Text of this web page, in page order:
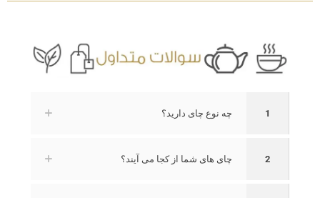
1 چه نوع چای دارید؟
2 چای های شما از کجا می آیند؟